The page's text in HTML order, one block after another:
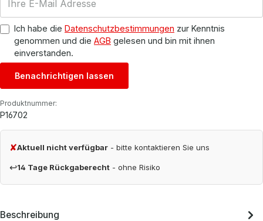
Ich habe die Datenschutzbestimmungen zur Kenntnis
genommen und die AGB gelesen und bin mit ihnen
einverstanden.
Benachrichtigen lassen
Produktnummer:
P16702
✘Aktuell nicht verfügbar - bitte kontaktieren Sie uns
↩14 Tage Rückgaberecht - ohne Risiko
Beschreibung